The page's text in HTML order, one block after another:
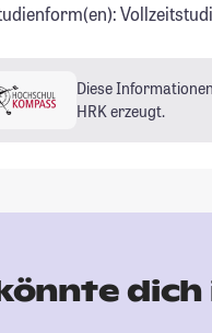
Diese
HRK erzeugt.